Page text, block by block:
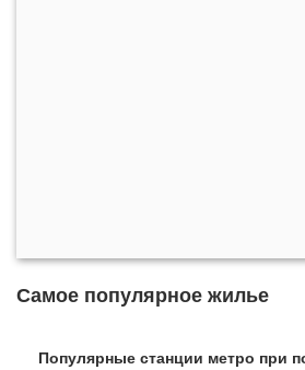
Самое популярное жилье
Популярные станции метро при